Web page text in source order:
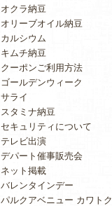
オクラ納豆
オリーブオイル納豆
カルシウム
キムチ納豆
クーポンご利用方法
ゴールデンウィーク
サライ
スタミナ納豆
セキュリティについて
テレビ出演
デパート催事販売会
ネット掲載
バレンタインデー
パルクアベニュー カワトク